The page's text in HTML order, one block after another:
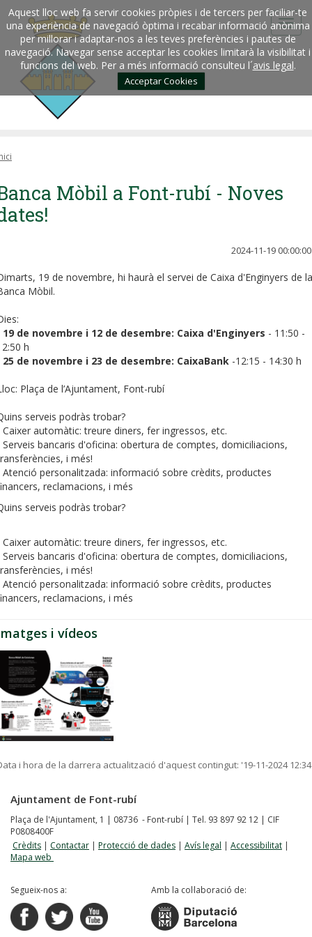
Aquest lloc web fa servir cookies pròpies i de tercers per faciliar-te
una experiència de navegació òptima i recabar informació anònima
per millorar i adaptar-nos a les teves preferències i pautes de
navegació. Navegar sense acceptar les cookies limitarà la visibilitat i
funcions del web. Per a més informació consulteu l´avis legal.
Acceptar Cookies
Mòbil a Font-rubí - Noves
2024-11-19 00:00:00
19 de novembre, hi haurà el servei de Caixa d'Enginyers de la
Mòbil.
19 de novembre i 12 de desembre: Caixa d'Enginyers - 11:50 -
h
25 de novembre i 23 de desembre: CaixaBank -12:15 - 14:30 h
Plaça de l’Ajuntament, Font-rubí
serveis podràs trobar?
Caixer automàtic: treure diners, fer ingressos, etc.
Serveis bancaris d'oficina: obertura de comptes, domiciliacions,
i més!
Atenció personalitzada: informació sobre crèdits, productes
reclamacions, i més
serveis podràs trobar?
Caixer automàtic: treure diners, fer ingressos, etc.
Serveis bancaris d'oficina: obertura de comptes, domiciliacions,
i més!
Atenció personalitzada: informació sobre crèdits, productes
reclamacions, i més
i vídeos
i hora de la darrera actualització d'aquest contingut: '19-11-2024 12:34
Ajuntament de Font-rubí
Plaça de l'Ajuntament, 1 | 08736 - Font-rubí | Tel. 93 897 92 12 | CIF
P0808400F
Crèdits | Contactar | Protecció de dades | Avís legal | Accessibilitat |
Mapa web
Segueix-nos a: Amb la col·laboració de: